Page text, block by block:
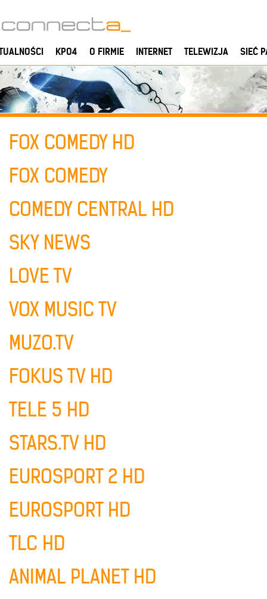
KPO4 O FIRMIE INTERNET TELEWIZJA SIEĆ
FOX COMEDY HD
FOX COMEDY
COMEDY CENTRAL HD
SKY NEWS
LOVE TV
VOX MUSIC TV
MUZO.TV
FOKUS TV HD
TELE 5 HD
STARS.TV HD
EUROSPORT 2 HD
EUROSPORT HD
TLC HD
ANIMAL PLANET HD